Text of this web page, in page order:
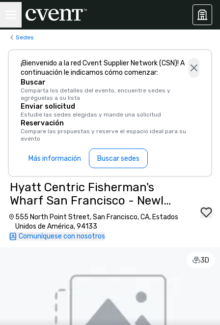
Sedes
¡Bienvenido a la red Cvent Supplier Network (CSN)! A
continuación le indicamos cómo comenzar:
Buscar
Comparta los detalles del evento, encuentre sedes y
agréguelas a su lista
Enviar solicitud
Estudie las sedes elegidas y mande una solicitud
Reservación
Compare las propuestas y reserve el espacio ideal para su
evento
Más información Buscar sedes
Hyatt Centric Fisherman's
Wharf San Francisco - Newly
Renovated
555 North Point Street, San Francisco, CA, Estados
Unidos de América, 94133
Comuníquese con nosotros
3D